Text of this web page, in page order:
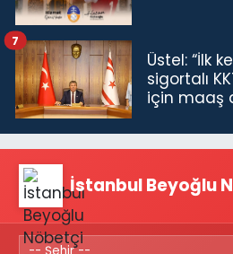
Üstel: “İlk
sigortalı
için maaş
7
İstanbul Beyoğlu